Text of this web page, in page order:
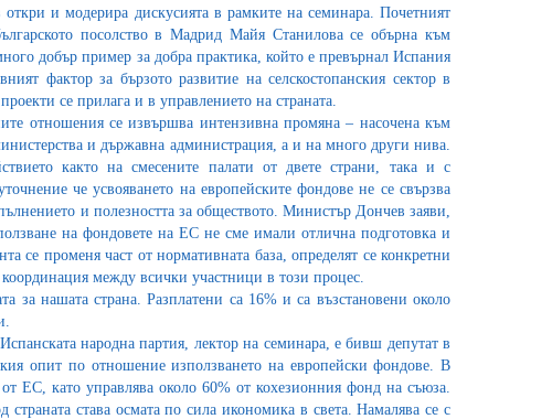
и модерира дискусията в рамките на семинара. Почетният
посолство в Мадрид Майя Станилова се обърна към
добър пример за добра практика, който е превърнал Испания
фактор за бързото развитие на селскостопанския сектор в
се прилага и в управлението на страната.
отношения се извършва интензивна промяна – насочена към
и държавна администрация, а и на много други нива.
както на смесените палати от двете страни, така и с
че усвояването на европейските фондове не се свързва
и полезността за обществото. Министър Дончев заяви,
на фондовете на ЕС не сме имали отлична подготовка и
се променя част от нормативната база, определят се конкретни
между всички участници в този процес.
за нашата страна. Разплатени са 16% и са възстановени около
народна партия, лектор на семинара, е бивш депутат в
опит по отношение използването на европейски фондове. В
ЕС, като управлява около 60% от кохезионния фонд на съюза.
става осмата по сила икономика в света. Намалява се с